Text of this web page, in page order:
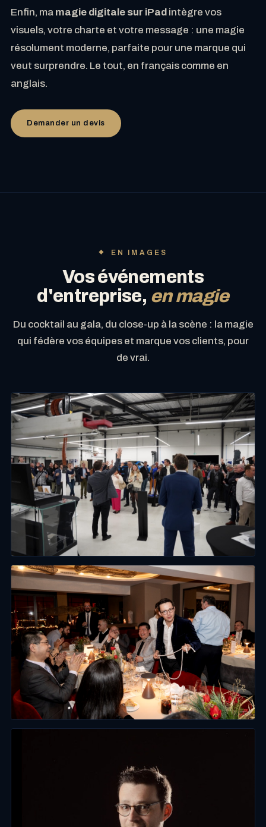
Enfin, ma magie digitale sur iPad intègre vos
visuels, votre charte et votre message : une magie
résolument moderne, parfaite pour une marque qui
veut surprendre. Le tout, en français comme en
anglais.
Demander un devis
EN IMAGES
Vos événements
d'entreprise, en magie
Du cocktail au gala, du close-up à la scène : la magie
qui fédère vos équipes et marque vos clients, pour
de vrai.